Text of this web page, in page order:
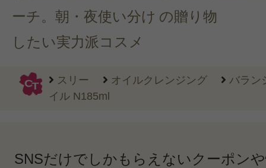
ーチ。朝・夜使い分け
したい実力派コスメ
の贈り物
スリー オイルクレンジング
バラン
イル N185ml
SNSだけでしかもらえないクーポン